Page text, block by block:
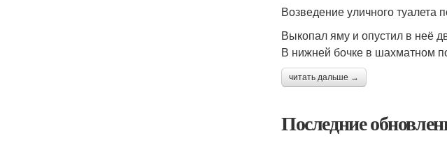
Возведение уличного туалета
Выкопал яму и опустил в неё
В нижней бочке в шахматном
читать дальше →
Последние